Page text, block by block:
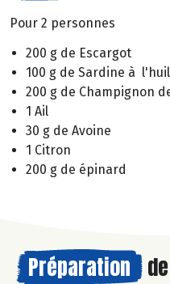
Pour 2 personnes
200 g de Escargot
100 g de Sardine à
200 g de Champignon
1 Ail
30 g de Avoine
1 Citron
200 g de épinard
Préparation